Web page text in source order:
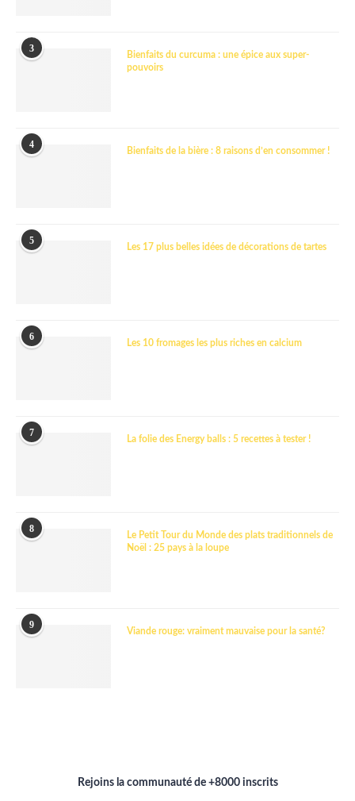
3
Bienfaits du curcuma : une épice aux super-
pouvoirs
4
Bienfaits de la bière : 8 raisons d’en consommer !
5
Les 17 plus belles idées de décorations de tartes
6
Les 10 fromages les plus riches en calcium
7
La folie des Energy balls : 5 recettes à tester !
8
Le Petit Tour du Monde des plats traditionnels de
Noël : 25 pays à la loupe
9
Viande rouge: vraiment mauvaise pour la santé?
Rejoins la communauté de +8000 inscrits